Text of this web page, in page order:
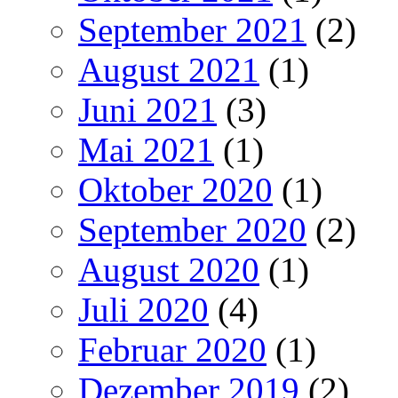
September 2021 (2)
August 2021 (1)
Juni 2021 (3)
Mai 2021 (1)
Oktober 2020 (1)
September 2020 (2)
August 2020 (1)
Juli 2020 (4)
Februar 2020 (1)
Dezember 2019 (2)